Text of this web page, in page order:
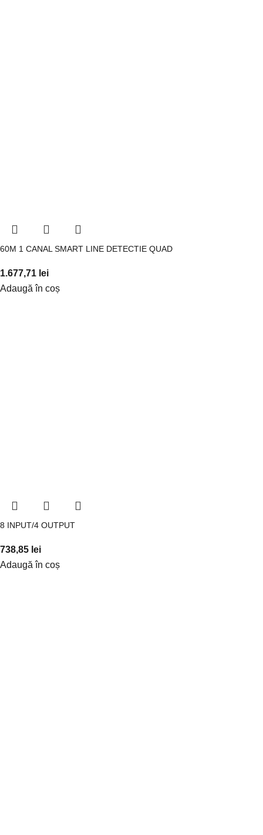
60M 1 CANAL SMART LINE DETECTIE QUAD
1.677,71 lei
Adaugă în coș
8 INPUT/4 OUTPUT
738,85 lei
Adaugă în coș